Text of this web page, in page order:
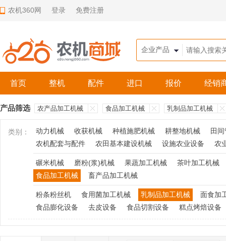
农机360网 登录 免费注册
首页 整机 配件 进口 报价 经销
产品筛选 农产品加工机械 食品加工机械 乳制品加工机械
类别： 动力机械 收获机械 种植施肥机械 耕整地机械
田
农机配套与配件
农田基本建设机械 设施农业设备 农
碾米机械 磨粉(浆)机械 果蔬加工机械
茶叶加工机械
食品加工机械
畜产品加工机械
粉条粉丝机 食用菌加工机械 乳制品加工机械
面食加
食品膨化设备
去皮设备 食品切割设备 糕点烤焙设备